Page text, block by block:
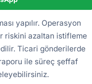
yapılır. Operasyon
riskini azaltan istifleme
Ticari gönderilerde
ile süreç şeffaf